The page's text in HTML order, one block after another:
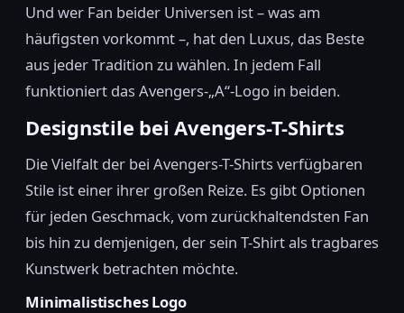
Und wer Fan beider Universen ist – was am
häufigsten vorkommt –, hat den Luxus, das Beste
aus jeder Tradition zu wählen. In jedem Fall
funktioniert das Avengers-„A“-Logo in beiden.
Designstile bei Avengers-T-Shirts
Die Vielfalt der bei Avengers-T-Shirts verfügbaren
Stile ist einer ihrer großen Reize. Es gibt Optionen
für jeden Geschmack, vom zurückhaltendsten Fan
bis hin zu demjenigen, der sein T-Shirt als tragbares
Kunstwerk betrachten möchte.
Minimalistisches Logo